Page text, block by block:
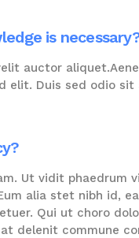
is
auctor
elit. Duis sed odio
Ut vidit phaedrum
alia stet nibh id,
Qui ut choro
delenit commune